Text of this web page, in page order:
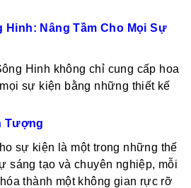
Hinh: Nâng Tầm Cho Mọi Sự
Hinh không chỉ cung cấp hoa
sự kiện bằng những thiết kế
Tượng
sự kiện là một trong những thế
sáng tạo và chuyên nghiệp, mỗi
thành một không gian rực rỡ